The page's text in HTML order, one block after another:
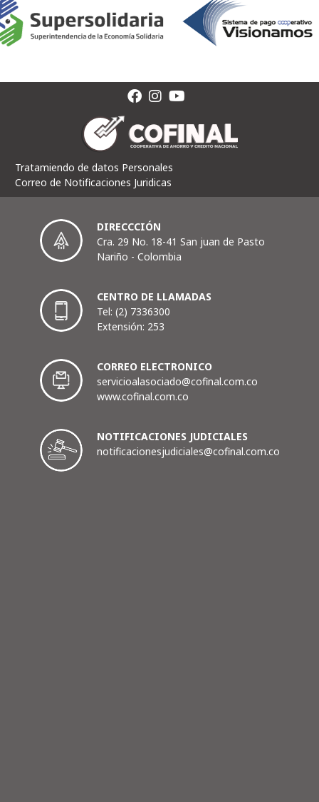
Tratamiendo de datos Personales
Correo de Notificaciones Juridicas
DIRECCCIÓN
Cra. 29 No. 18-41 San juan de Pasto
Nariño - Colombia
CENTRO DE LLAMADAS
Tel: (2) 7336300
Extensión: 253
CORREO ELECTRONICO
servicioalasociado@cofinal.com.co
www.cofinal.com.co
NOTIFICACIONES JUDICIALES
notificacionesjudiciales@cofinal.com.co